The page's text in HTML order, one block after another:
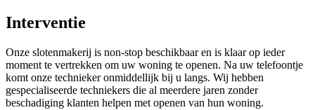
Interventie
Onze slotenmakerij is non-stop beschikbaar en is klaar op ieder
moment te vertrekken om uw woning te openen. Na uw telefoontje
komt onze technieker onmiddellijk bij u langs. Wij hebben
gespecialiseerde techniekers die al meerdere jaren zonder
beschadiging klanten helpen met openen van hun woning.